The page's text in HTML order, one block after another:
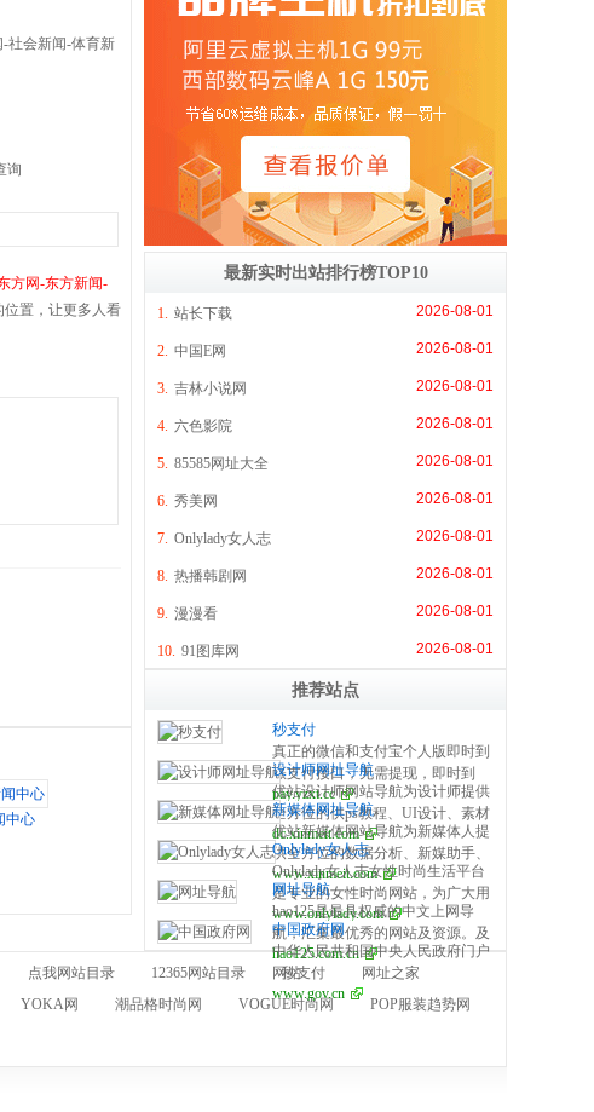
社会新闻-体育新
询
方网-东方新闻-
置，让更多人看
中心
最新实时出站排行榜TOP10
1. 站长下载 2026-08-01
2. 中国E网 2026-08-01
3. 吉林小说网 2026-08-01
4. 六色影院 2026-08-01
5. 85585网址大全 2026-08-01
6. 秀美网 2026-08-01
7. Onlylady女人志 2026-08-01
8. 热播韩剧网 2026-08-01
9. 漫漫看 2026-08-01
10. 91图库网 2026-08-01
推荐站点
秒支付
真正的微信和支付宝个人版即时到
账支付接口，无需提现，即时到
账，100%资金安全，彩虹系统合
作服务商，无需手续费，无需人工
操作，是个人收款的最佳解决方
案。
pay.yzxt.cc
设计师网址导航
优站设计师网站导航为设计师提供
全方位的供ps教程、UI设计、素材
下载、高清图库、配色方案、用户
体验、网页设计等全方位设计师网
站导航指引。每周更新及时，同时
是优站网（YOUZHAN.CO）旗下
最实用、最专业、最全面、最好用
的设计师网址导航！
dc.xinmeit.com
新媒体网址导航
优站新媒体网站导航为新媒体人提
供全方位的数据分析、新媒助手、
必备的工具资源、自媒体平台、运
营营销、学习创业等全方位新媒体
网站导航指引。每周更新及时，同
时是优站网（YOUZHAN.CO）旗
下最实用、最专业、最全面、最好
用的新媒体网址导航！
www.xinmeit.com
Onlylady女人志
Onlylady女人志女性时尚生活平台
是专业的女性时尚网站，为广大用
户提供专业的时尚潮流、美容方
法、流行趋势、服饰时装资讯，打
造专业时尚、美容、生活、达人、
互动平台。
www.onlylady.com
网址导航
hao125是最具权威的中文上网导
航，汇集最优秀的网站及资源。及
时收录影视、音乐、小说、游戏等
分类的网址和内容，让您的网络生
活更简单精彩。上网，从hao125开
hao125.com.cn
中国政府网
中华人民共和国中央人民政府门户
网站
www.gov.cn
点我网站目录 12365网站目录 秒支付
网址之家
YOKA网 潮品格时尚网 VOGUE时尚网
POP服装趋势网